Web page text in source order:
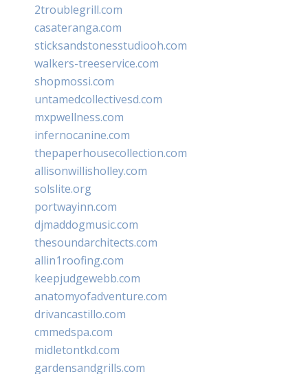
2troublegrill.com
casateranga.com
sticksandstonesstudiooh.com
walkers-treeservice.com
shopmossi.com
untamedcollectivesd.com
mxpwellness.com
infernocanine.com
thepaperhousecollection.com
allisonwillisholley.com
solslite.org
portwayinn.com
djmaddogmusic.com
thesoundarchitects.com
allin1roofing.com
keepjudgewebb.com
anatomyofadventure.com
drivancastillo.com
cmmedspa.com
midletontkd.com
gardensandgrills.com